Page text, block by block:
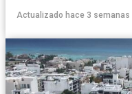
Actualizado hace 3 semanas